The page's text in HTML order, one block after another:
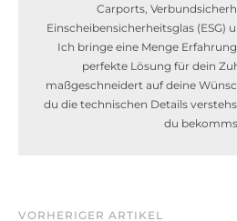
Carports,
Einscheibensicherheitsglas (ESG)
Ich bringe eine Menge
perfekte Lösung für dein
maßgeschneidert auf deine
du die technischen Details
du
VORHERIGER ARTIKEL